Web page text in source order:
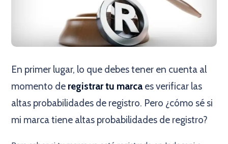
En primer lugar, lo que debes tener en cuenta al
momento de registrar tu marca es verificar las
altas probabilidades de registro. Pero ¿cómo sé si
mi marca tiene altas probabilidades de registro?